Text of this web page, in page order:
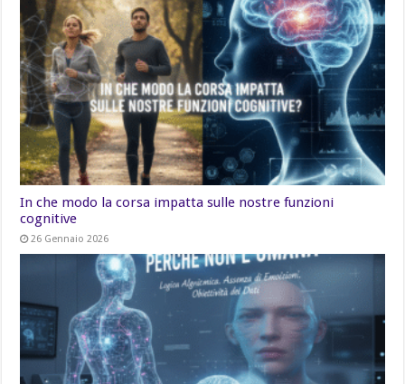
In che modo la corsa impatta sulle nostre funzioni
cognitive
26 Gennaio 2026